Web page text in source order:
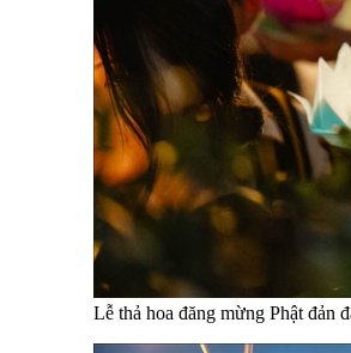
Lễ thả hoa đăng mừng Phật đản